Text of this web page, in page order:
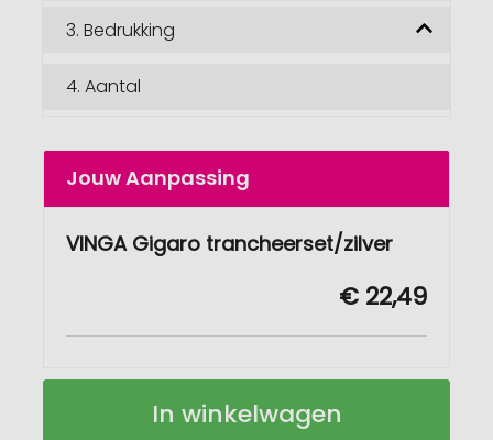
3. Bedrukking
4. Aantal
Jouw Aanpassing
VINGA Gigaro trancheerset/zilver
€ 22,49
VINGA
Op
In winkelwagen